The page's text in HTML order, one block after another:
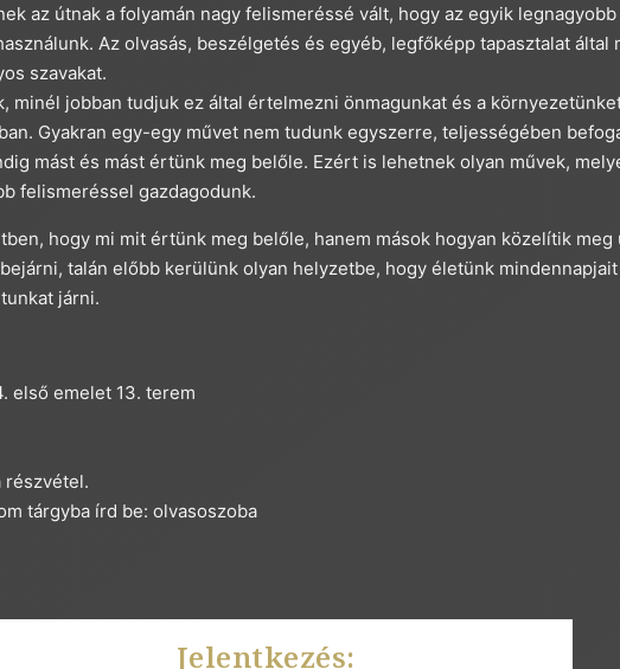
az útnak a folyamán nagy felismeréssé vált, hogy az egyik
Az olvasás, beszélgetés és egyéb, legfőképp tapasztalat
szavakat.
minél jobban tudjuk ez által értelmezni önmagunkat és a
Gyakran egy-egy művet nem tudunk egyszerre, teljességében
mást és mást értünk meg belőle. Ezért is lehetnek olyan művek,
felismeréssel gazdagodunk.
hogy mi mit értünk meg belőle, hanem mások hogyan közelítik meg
talán előbb kerülünk olyan helyzetbe, hogy életünk
járni.
első emelet 13. terem
tárgyba írd be: olvasoszoba
Jelentkezés: